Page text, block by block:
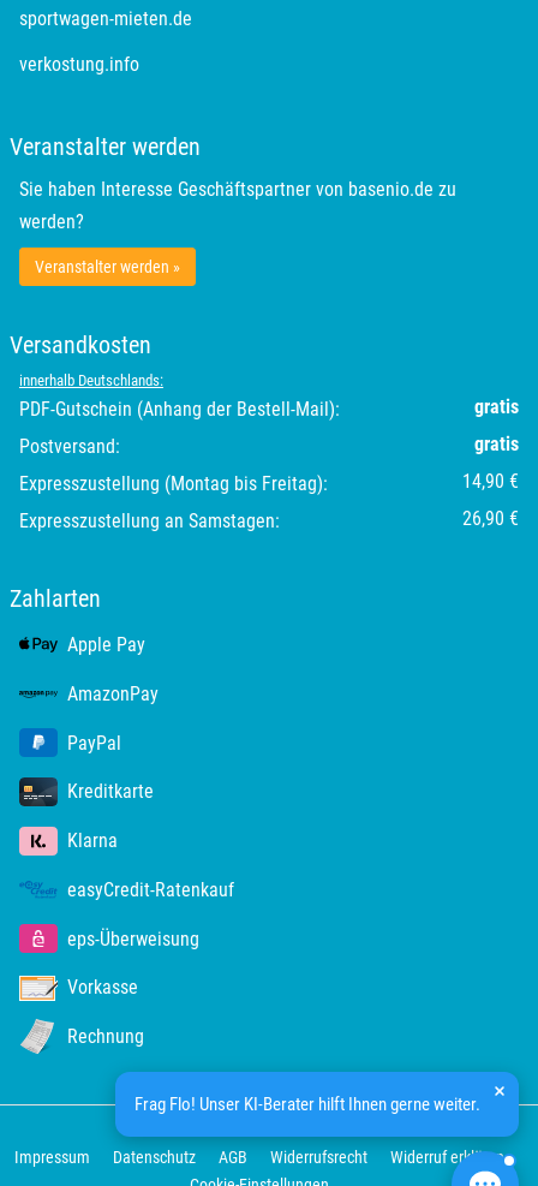
Frag Flo! Unser KI-Berater hilft Ihnen gerne weiter.
sportwagen-mieten.de
verkostung.info
Veranstalter werden
Sie haben Interesse Geschäftspartner von basenio.de zu
werden?
Veranstalter werden »
Versandkosten
innerhalb Deutschlands:
PDF-Gutschein (Anhang der Bestell-Mail):
gratis
Postversand:
gratis
Expresszustellung (Montag bis Freitag):
14,90 €
Expresszustellung an Samstagen:
26,90 €
Zahlarten
Apple Pay
AmazonPay
PayPal
Kreditkarte
Klarna
easyCredit-Ratenkauf
eps-Überweisung
Vorkasse
Rechnung
Impressum Datenschutz AGB Widerrufsrecht
Widerruf erklären